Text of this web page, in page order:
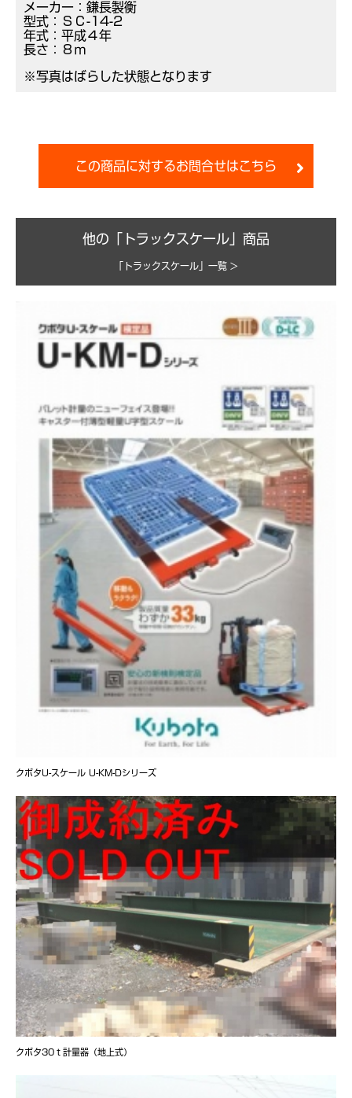
メーカー：鎌長製衡
型式：ＳＣ-14-2
年式：平成４年
長さ：８ｍ
※写真はばらした状態となります
この商品に対するお問合せはこちら
他の「トラックスケール」商品
「トラックスケール」一覧 >
クボタU-スケール U-KM-Dシリーズ
クボタ30ｔ計量器（地上式）